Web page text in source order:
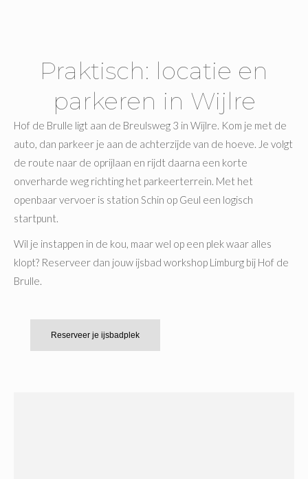
Praktisch: locatie en
parkeren in Wijlre
Hof de Brulle ligt aan de Breulsweg 3 in Wijlre. Kom je met de
auto, dan parkeer je aan de achterzijde van de hoeve. Je volgt
de route naar de oprijlaan en rijdt daarna een korte
onverharde weg richting het parkeerterrein. Met het
openbaar vervoer is station Schin op Geul een logisch
startpunt.
Wil je instappen in de kou, maar wel op een plek waar alles
klopt? Reserveer dan jouw ijsbad workshop Limburg bij Hof de
Brulle.
Reserveer je ijsbadplek